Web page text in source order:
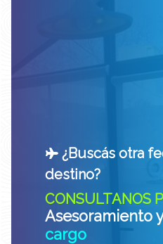
¿Buscás otra
destino?
CONSULTANOS
Asesoramiento
cargo